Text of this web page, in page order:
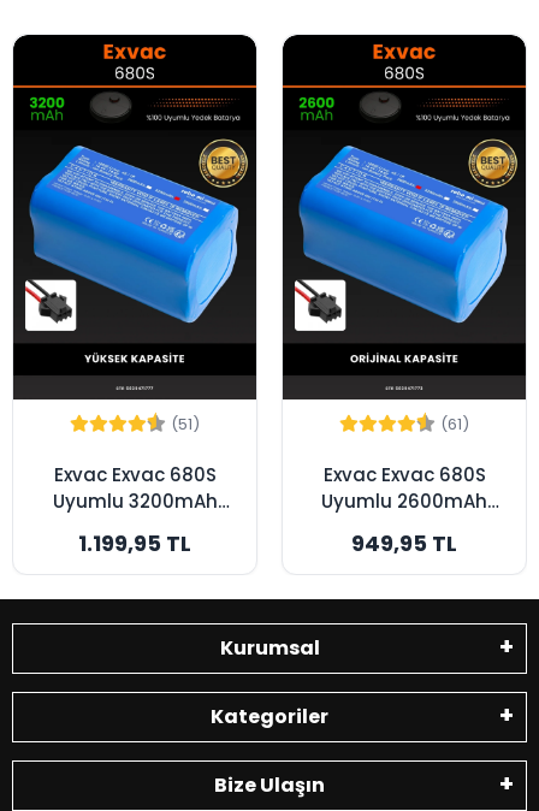
(51)
Exvac Exvac 680S
Uyumlu 3200mAh
Bataryası - Yüksek
Kapasite
1.199,95 TL
(61)
Exvac Exvac 680S
Uyumlu 2600mAh
Bataryası - Orijinal
Kapasite
949,95 TL
Kurumsal
Kategoriler
Bize Ulaşın